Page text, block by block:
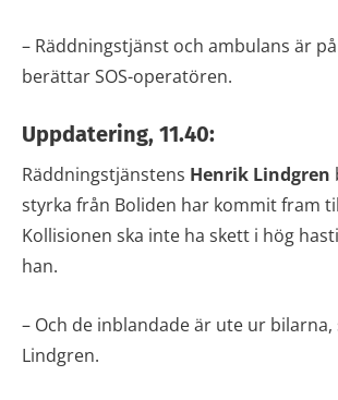
– Räddningstjänst och ambulans är
berättar SOS-operatören.
Uppdatering, 11.40:
Räddningstjänstens Henrik Lindgren
styrka från Boliden har kommit fram
Kollisionen ska inte ha skett i hög
han.
– Och de inblandade är ute ur
Lindgren.